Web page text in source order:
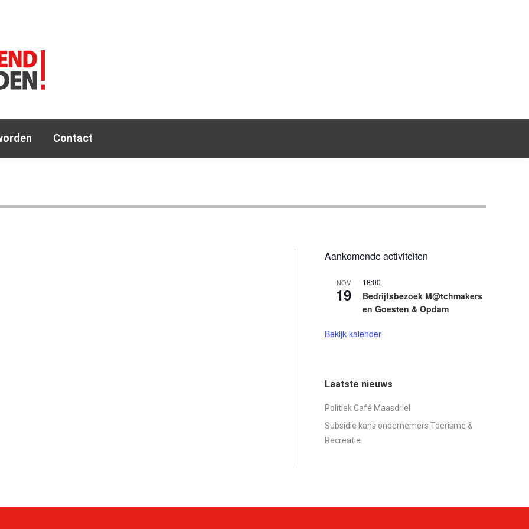
Contact
Aankomende activiteiten
NOV
19
18:00
Bedrijfsbezoek M@tchmakers
en Goesten & Opdam
Bekijk kalender
Laatste nieuws
Politiek Café Maasdriel
Subsidie kans ondernemers Toerisme &
Recreatie